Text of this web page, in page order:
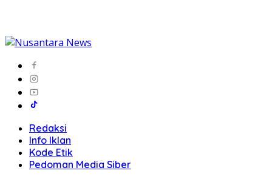
Redaksi
Info Iklan
Kode Etik
Pedoman Media Siber